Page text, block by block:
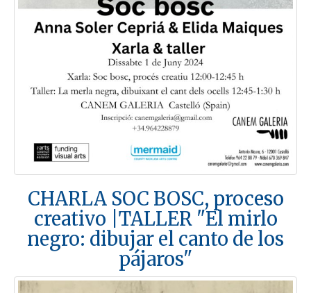
CHARLA SOC BOSC, proceso
creativo |TALLER "El mirlo
negro: dibujar el canto de los
pájaros"